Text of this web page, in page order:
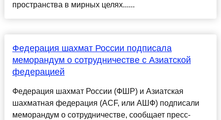
пространства в мирных целях......
Федерация шахмат России подписала
меморандум о сотрудничестве с Азиатской
федерацией
Федерация шахмат России (ФШР) и Азиатская
шахматная федерация (ACF, или АШФ) подписали
меморандум о сотрудничестве, сообщает пресс-